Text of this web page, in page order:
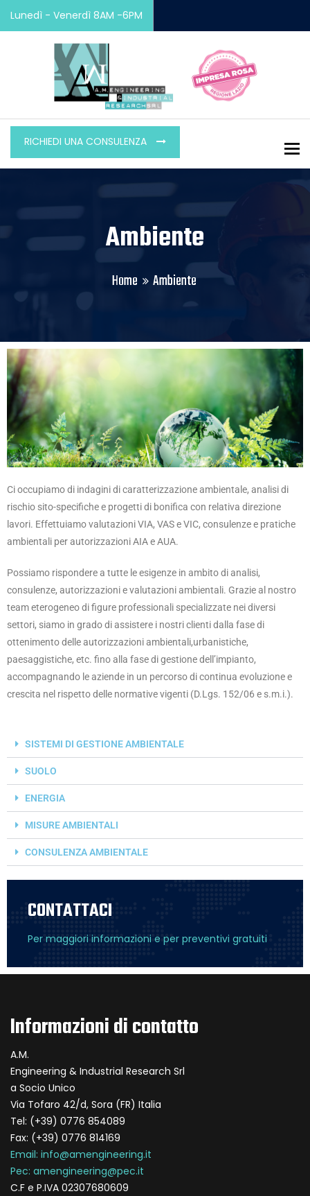
Lunedì - Venerdì 8AM -6PM
RICHIEDI UNA CONSULENZA
Ambiente
Home Ambiente
Ci occupiamo di indagini di caratterizzazione ambientale, analisi di
rischio sito-specifiche e progetti di bonifica con relativa direzione
lavori. Effettuiamo valutazioni VIA, VAS e VIC, consulenze e pratiche
ambientali per autorizzazioni AIA e AUA.
Possiamo rispondere a tutte le esigenze in ambito di analisi,
consulenze, autorizzazioni e valutazioni ambientali. Grazie al nostro
team eterogeneo di figure professionali specializzate nei diversi
settori, siamo in grado di assistere i nostri clienti dalla fase di
ottenimento delle autorizzazioni ambientali,urbanistiche,
paesaggistiche, etc. fino alla fase di gestione dell’impianto,
accompagnando le aziende in un percorso di continua evoluzione e
crescita nel rispetto delle normative vigenti (D.Lgs. 152/06 e s.m.i.).
SISTEMI DI GESTIONE AMBIENTALE
SUOLO
ENERGIA
MISURE AMBIENTALI
CONSULENZA AMBIENTALE
CONTATTACI
Per maggiori informazioni e per preventivi gratuiti
Informazioni di contatto
A.M.
Engineering & Industrial Research Srl
a Socio Unico
Via Tofaro 42/d, Sora (FR) Italia
Tel: (+39) 0776 854089
Fax: (+39) 0776 814169
Email: info@amengineering.it
Pec: amengineering@pec.it
C.F e P.IVA 02307680609